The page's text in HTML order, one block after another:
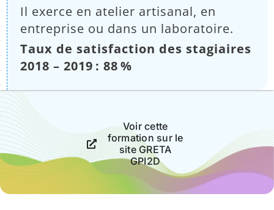
Il exerce en atelier artisanal, en
entreprise ou dans un laboratoire.
Taux de satisfaction des stagiaires
2018 – 2019 : 88 %
Voir cette
formation sur le
site GRETA
GPI2D